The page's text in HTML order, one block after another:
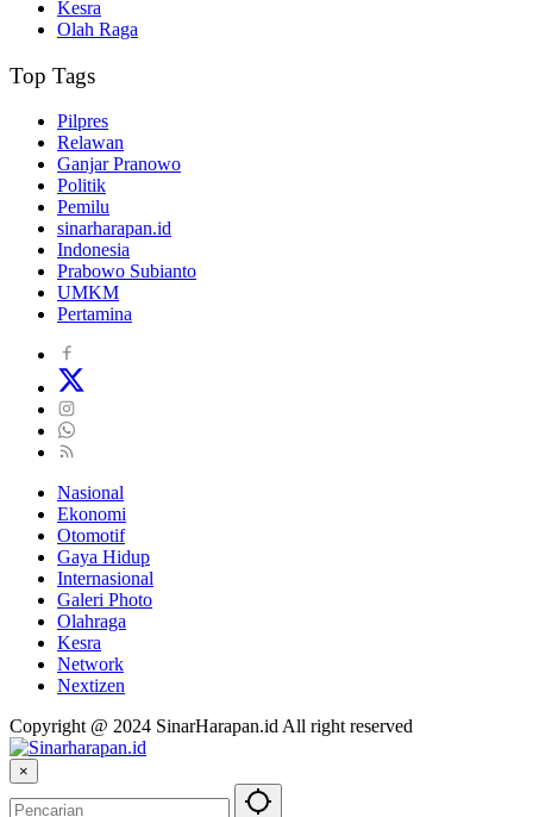
Kesra
Olah Raga
Top Tags
Pilpres
Relawan
Ganjar Pranowo
Politik
Pemilu
sinarharapan.id
Indonesia
Prabowo Subianto
UMKM
Pertamina
Nasional
Ekonomi
Otomotif
Gaya Hidup
Internasional
Galeri Photo
Olahraga
Kesra
Network
Nextizen
Copyright @ 2024 SinarHarapan.id All right reserved
×